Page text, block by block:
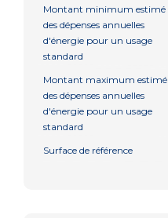
Montant minimum estimé
des dépenses annuelles
d'énergie pour un usage
standard
Montant maximum estimé
des dépenses annuelles
d'énergie pour un usage
standard
Surface de référence